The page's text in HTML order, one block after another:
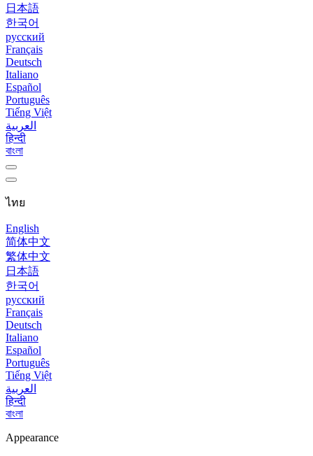
日本語
한국어
русский
Français
Deutsch
Italiano
Español
Português
Tiếng Việt
العربية
हिन्दी
বাংলা
ไทย
English
简体中文
繁体中文
日本語
한국어
русский
Français
Deutsch
Italiano
Español
Português
Tiếng Việt
العربية
हिन्दी
বাংলা
Appearance